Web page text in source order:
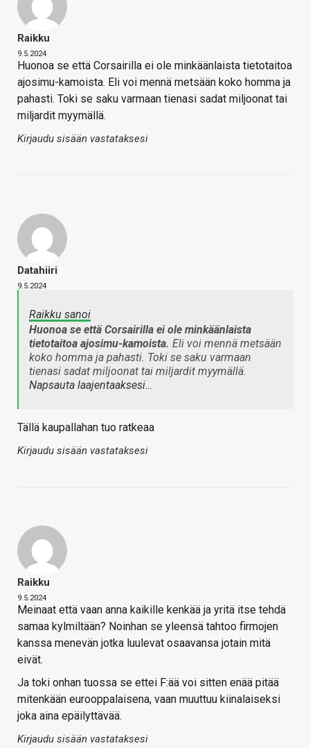
Raikku
9.5.2024
Huonoa se että Corsairilla ei ole minkäänlaista tietotaitoa
ajosimu-kamoista. Eli voi mennä metsään koko homma ja
pahasti. Toki se saku varmaan tienasi sadat miljoonat tai
miljardit myymällä.
Kirjaudu sisään vastataksesi
Datahiiri
9.5.2024
Raikku sanoi
Huonoa se että Corsairilla ei ole minkäänlaista
tietotaitoa ajosimu-kamoista. Eli voi mennä metsään
koko homma ja pahasti. Toki se saku varmaan
tienasi sadat miljoonat tai miljardit myymällä.
Napsauta laajentaaksesi…
Tällä kaupallahan tuo ratkeaa
Kirjaudu sisään vastataksesi
Raikku
9.5.2024
Meinaat että vaan anna kaikille kenkää ja yritä itse tehdä
samaa kylmiltään? Noinhan se yleensä tahtoo firmojen
kanssa menevän jotka luulevat osaavansa jotain mitä
eivät.
Ja toki onhan tuossa se ettei F:ää voi sitten enää pitää
mitenkään eurooppalaisena, vaan muuttuu kiinalaiseksi
joka aina epäilyttävää.
Kirjaudu sisään vastataksesi